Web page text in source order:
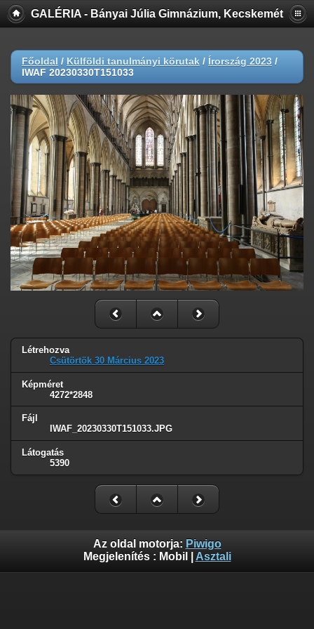
GALÉRIA - Bányai Júlia Gimnázium, Kecskemét
Főoldal / Külföldi tanulmányi körutak / Írország 2023 /
IWAF 20230330T151033
Létrehozva
Csütörtök 30 Március 2023
Képméret
4272*2848
Fájl
IWAF_20230330T151033.JPG
Látogatás
5390
Az oldal motorja: Piwigo
Megjelenítés : Mobil Asztali